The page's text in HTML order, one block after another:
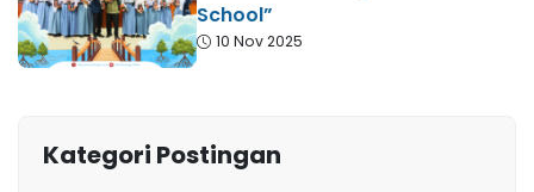
School”
10 Nov 2025
Kategori Postingan